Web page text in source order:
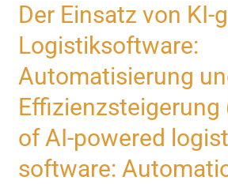
Der Einsatz von KI-
Logistiksoftware:
Automatisierung
Effizienzsteigerung
of AI-powered
software:
Der
Einsatz
von
KI-
gestützter
Logistiksoftware:
Automatisierung
und
Effizienzsteigerung